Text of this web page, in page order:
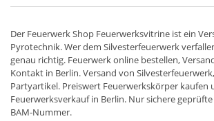
Der Feuerwerk Shop Feuerwerksvitrine ist ein
Pyrotechnik. Wer dem Silvesterfeuerwerk
genau richtig. Feuerwerk online bestellen,
Kontakt in Berlin. Versand von Silvesterfeuerwerk,
Partyartikel. Preiswert Feuerwerkskörper kaufen
Feuerwerksverkauf in Berlin. Nur sichere
BAM-Nummer.